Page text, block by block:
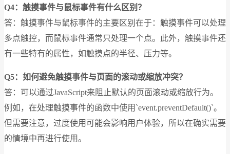
Q4：触摸事件与鼠标事件有什么区别？
答：触摸事件与鼠标事件的主要区别在于：触摸事件可以处理
多点触控，而鼠标事件通常只处理一个点。此外，触摸事件还
有一些特有的属性，如触摸点的半径、压力等。
Q5：如何避免触摸事件与页面的滚动或缩放冲突？
答：可以通过JavaScript来阻止默认的页面滚动或缩放行为。
例如，在处理触摸事件的函数中使用`event.preventDefault()`。
但需要注意，过度使用可能会影响用户体验，所以在确实需要
的情境中再进行使用。